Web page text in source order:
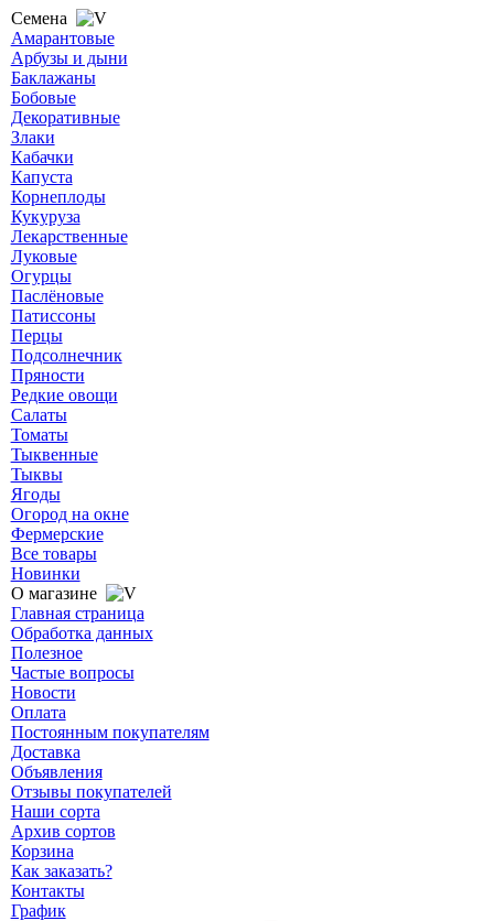
Семена
Амарантовые
Арбузы и дыни
Баклажаны
Бобовые
Декоративные
Злаки
Кабачки
Капуста
Корнеплоды
Кукуруза
Лекарственные
Луковые
Огурцы
Паслёновые
Патиссоны
Перцы
Подсолнечник
Пряности
Редкие овощи
Салаты
Томаты
Тыквенные
Тыквы
Ягоды
Огород на окне
Фермерские
Все товары
Новинки
О магазине
Главная страница
Обработка данных
Полезное
Частые вопросы
Новости
Оплата
Постоянным покупателям
Доставка
Объявления
Отзывы покупателей
Наши сорта
Архив сортов
Корзина
Как заказать?
Контакты
График